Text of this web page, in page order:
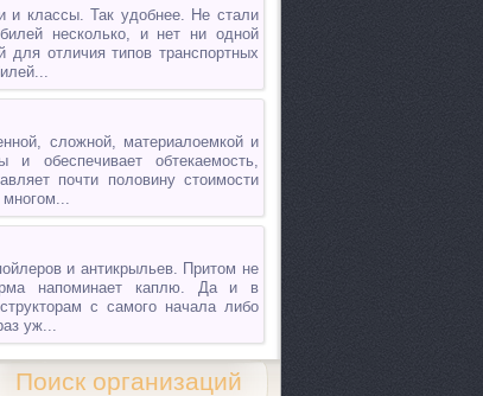
и классы. Так удобнее. Не стали
несколько, и нет ни одной
отличия типов транспортных
сложной, материалоемкой и
обеспечивает обтекаемость,
почти половину стоимости
многом...
и антикрыльев. Притом не
напоминает каплю. Да и в
с самого начала либо
уж...
Поиск организаций